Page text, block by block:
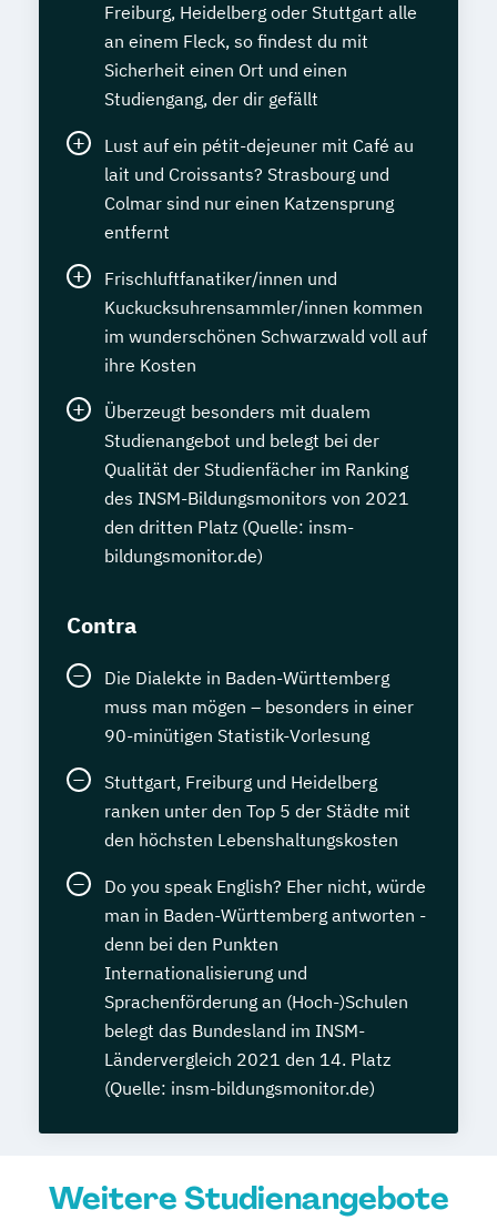
Freiburg, Heidelberg oder Stuttgart alle
an einem Fleck, so findest du mit
Sicherheit einen Ort und einen
Studiengang, der dir gefällt
Lust auf ein pétit-dejeuner mit Café au
lait und Croissants? Strasbourg und
Colmar sind nur einen Katzensprung
entfernt
Frischluftfanatiker/innen und
Kuckucksuhrensammler/innen kommen
im wunderschönen Schwarzwald voll auf
ihre Kosten
Überzeugt besonders mit dualem
Studienangebot und belegt bei der
Qualität der Studienfächer im Ranking
des INSM-Bildungsmonitors von 2021
den dritten Platz (Quelle: insm-
bildungsmonitor.de)
Contra
Die Dialekte in Baden-Württemberg
muss man mögen – besonders in einer
90-minütigen Statistik-Vorlesung
Stuttgart, Freiburg und Heidelberg
ranken unter den Top 5 der Städte mit
den höchsten Lebenshaltungskosten
Do you speak English? Eher nicht, würde
man in Baden-Württemberg antworten -
denn bei den Punkten
Internationalisierung und
Sprachenförderung an (Hoch-)Schulen
belegt das Bundesland im INSM-
Ländervergleich 2021 den 14. Platz
(Quelle: insm-bildungsmonitor.de)
Weitere Studienangebote